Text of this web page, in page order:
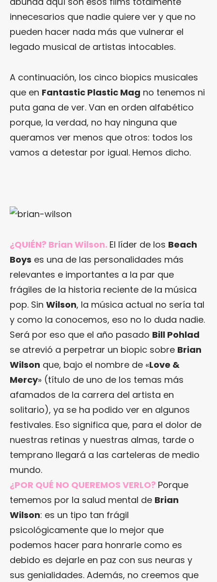
innecesarios que nadie quiere ver y que no
pueden hacer nada más que vulnerar el
legado musical de artistas intocables.
A continuación, los cinco biopics musicales
que en Fantastic Plastic Mag no tenemos ni
puta gana de ver. Van en orden alfabético
porque, la verdad, no hay ninguna que
queramos ver menos que otros: todos los
vamos a detestar por igual. Hemos dicho.
¿QUIÉN? Brian Wilson. El líder de los Beach
Boys es una de las personalidades más
relevantes e importantes a la par que
frágiles de la historia reciente de la música
pop. Sin Wilson, la música actual no sería tal
y como la conocemos, eso no lo duda nadie.
Será por eso que el año pasado Bill Pohlad
se atrevió a perpetrar un biopic sobre Brian
Wilson que, bajo el nombre de «Love &
Mercy» (título de uno de los temas más
afamados de la carrera del artista en
solitario), ya se ha podido ver en algunos
festivales. Eso significa que, para el dolor de
nuestras retinas y nuestras almas, tarde o
temprano llegará a las carteleras de medio
mundo.
¿POR QUÉ NO QUEREMOS VERLO? Porque
tememos por la salud mental de Brian
Wilson: es un tipo tan frágil
psicológicamente que lo mejor que
podemos hacer para honrarle como es
debido es dejarle en paz con sus neuras y
sus genialidades. Además, no creemos que